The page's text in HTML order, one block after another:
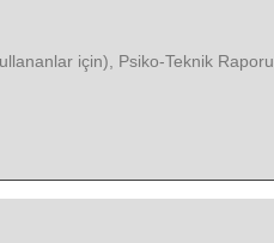
için), Psiko-Teknik Raporu